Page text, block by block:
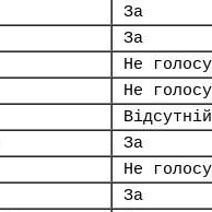
За
За
Не
Не
Відсутній
За
Не
За